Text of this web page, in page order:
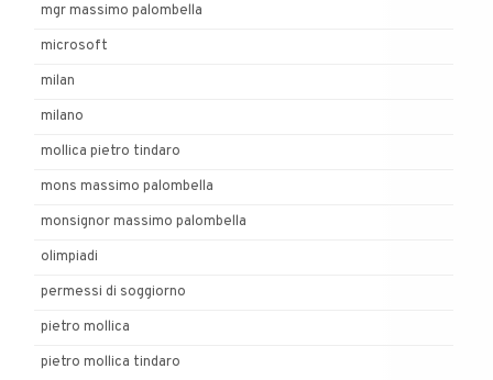
mgr massimo palombella
microsoft
milan
milano
mollica pietro tindaro
mons massimo palombella
monsignor massimo palombella
olimpiadi
permessi di soggiorno
pietro mollica
pietro mollica tindaro